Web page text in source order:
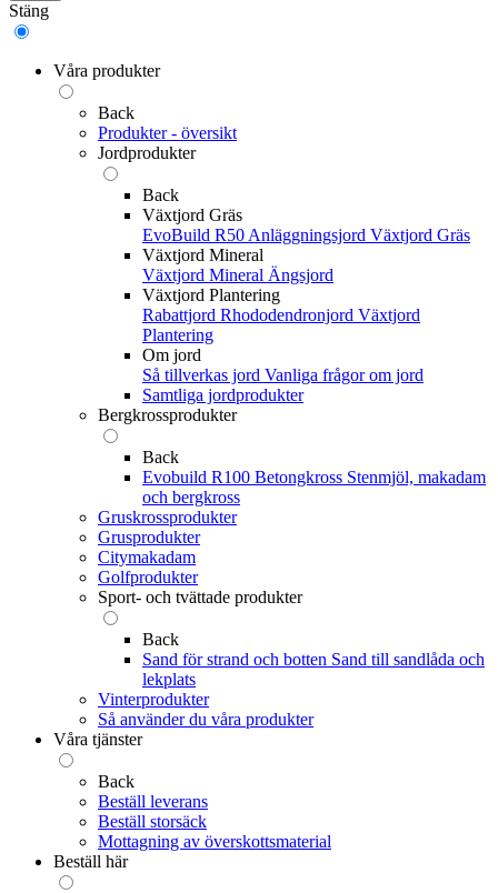
Stäng
Våra produkter
Back
Produkter - översikt
Jordprodukter
Back
Växtjord Gräs
EvoBuild R50 Anläggningsjord Växtjord Gräs
Växtjord Mineral
Växtjord Mineral Ängsjord
Växtjord Plantering
Rabattjord Rhododendronjord Växtjord
Plantering
Om jord
Så tillverkas jord Vanliga frågor om jord
Samtliga jordprodukter
Bergkrossprodukter
Back
Evobuild R100 Betongkross Stenmjöl, makadam
och bergkross
Gruskrossprodukter
Grusprodukter
Citymakadam
Golfprodukter
Sport- och tvättade produkter
Back
Sand för strand och botten Sand till sandlåda och
lekplats
Vinterprodukter
Så använder du våra produkter
Våra tjänster
Back
Beställ leverans
Beställ storsäck
Mottagning av överskottsmaterial
Beställ här